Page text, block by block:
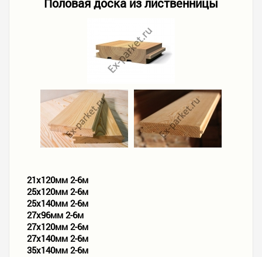
21х120мм 2-6м
25х120мм 2-6м
25х140мм 2-6м
27х96мм 2-6м
27х120мм 2-6м
27х140мм 2-6м
35х140мм 2-6м